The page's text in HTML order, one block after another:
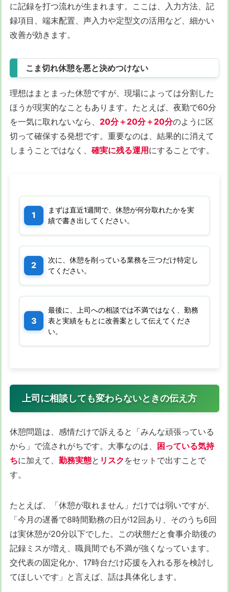
に記録を打つ流れが生まれます。ここは、入力方法、記
録項目、端末配置、声入力や定型文の活用など、細かい
改善が効きます。
こま切れ休憩を悪と決めつけない
理想はまとまった休憩ですが、現場によっては分割した
ほうが現実的なこともあります。たとえば、夜勤で60分
を一気に取れないなら、 20分＋20分＋20分のように区
切って確保する発想です。重要なのは、結果的に消えて
しまうことではなく、 確実に残る運用にすることです。
まずは直近1週間で、休憩が何分取れたかを実
績で書き出してください。
次に、休憩を削っている業務を三つだけ特定し
てください。
最後に、上司への相談では不満ではなく、勤務
表と実績をもとに改善案として伝えてくださ
い。
上司に相談しても変わらないときの伝え方
休憩問題は、感情だけで訴えると「みんな頑張っている
から」で流されがちです。大事なのは、 困っている気持
ちに加えて、 勤務実態と リスク をセットで出すことで
す。
たとえば、「休憩が取れません」だけでは弱いですが、
「今月の遅番で8時間勤務の日が12回あり、そのうち6回
は実休憩が20分以下でした。この状態だと食事介助後の
記録ミスが増え、職員間でも不満が強くなっています。
交代表の固定化か、17時台だけ応援を入れる形を検討し
てほしいです」と言えば、話は具体化します。